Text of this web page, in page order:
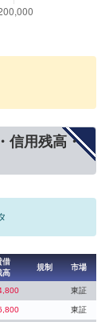
信用残高・
借
高
規制 市場
東証
東証